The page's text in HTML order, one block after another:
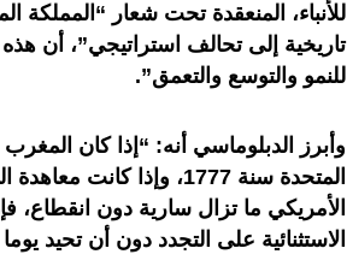
للأنباء، المنعقدة تحت شعار “المملكة
تاريخية إلى تحالف استراتيجي”، أن هذه
للنمو والتوسع والتعمق”.
وأبرز الدبلوماسي أنه: “إذا كان
المتحدة سنة 1777، وإذا
الأمريكي ما تزال سارية دون انقطاع،
الاستثنائية على التجدد دون أن تحيد